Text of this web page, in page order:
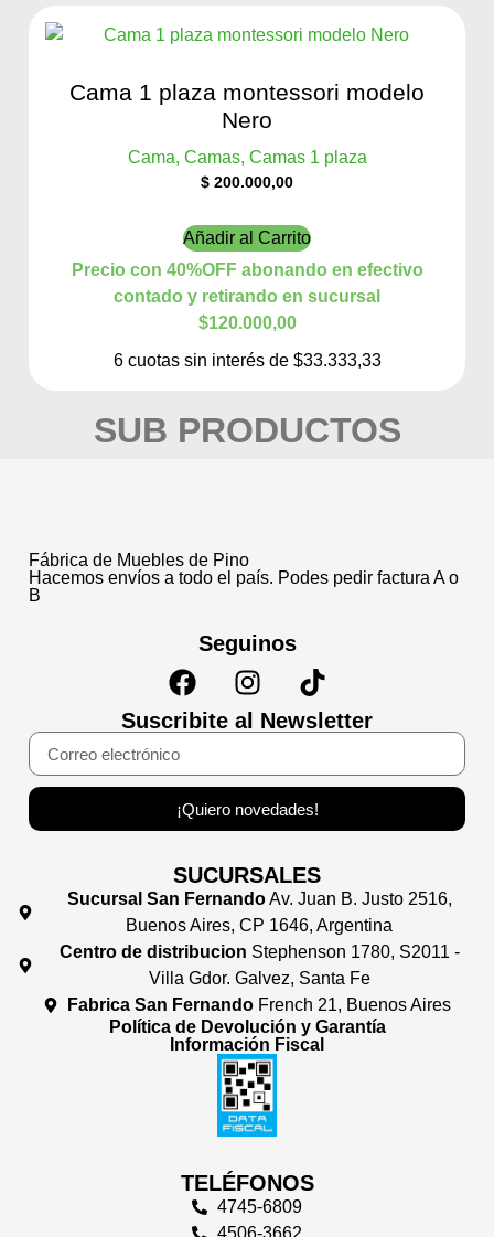
Cama 1 plaza montessori modelo
Nero
Cama, Camas, Camas 1 plaza
$ 200.000,00
Añadir al Carrito
Precio con 40%OFF abonando en efectivo
contado y retirando en sucursal
$120.000,00
6 cuotas sin interés de $33.333,33
SUB PRODUCTOS
Fábrica de Muebles de Pino
Hacemos envíos a todo el país. Podes pedir factura A o
B
Seguinos
Suscribite al Newsletter
¡Quiero novedades!
SUCURSALES
Sucursal San FernandoAv. Juan B. Justo 2516,
Buenos Aires, CP 1646, Argentina
Centro de distribucion Stephenson 1780, S2011 -
Villa Gdor. Galvez, Santa Fe
Fabrica San Fernando French 21, Buenos Aires
Política de Devolución y Garantía
Información Fiscal
TELÉFONOS
4745-6809